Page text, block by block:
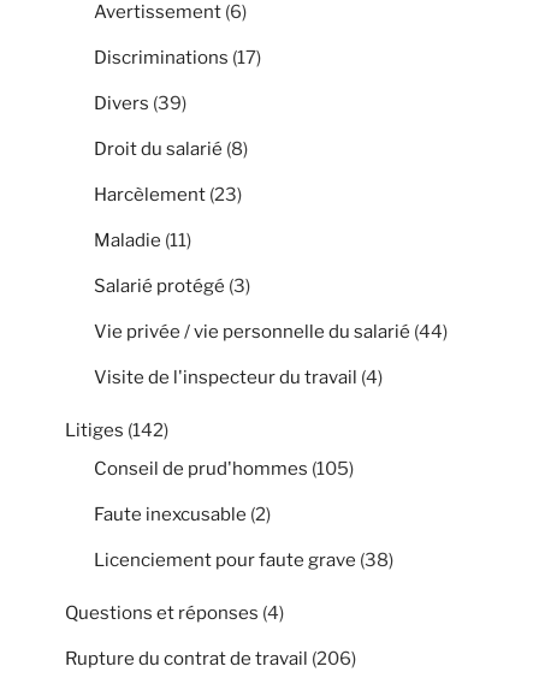
Avertissement (6)
Discriminations (17)
Divers (39)
Droit du salarié (8)
Harcèlement (23)
Maladie (11)
Salarié protégé (3)
Vie privée / vie personnelle du salarié (44)
Visite de l'inspecteur du travail (4)
Litiges (142)
Conseil de prud'hommes (105)
Faute inexcusable (2)
Licenciement pour faute grave (38)
Questions et réponses (4)
Rupture du contrat de travail (206)